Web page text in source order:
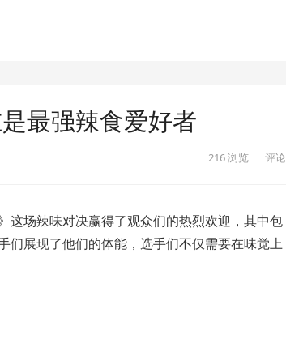
最强辣食爱好者
216浏览 评论
这场辣味对决赢得了观众们的热烈欢迎，其中包
们展现了他们的体能，选手们不仅需要在味觉上